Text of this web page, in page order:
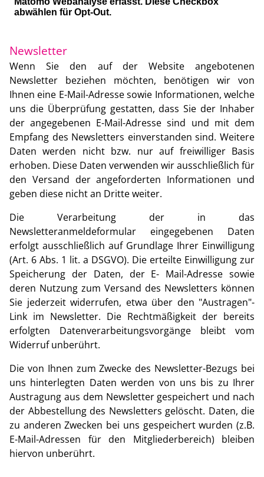
Newsletter
Wenn Sie den auf der Website angebotenen
Newsletter beziehen möchten, benötigen wir von
Ihnen eine E-Mail-Adresse sowie Informationen, welche
uns die Überprüfung gestatten, dass Sie der Inhaber
der angegebenen E-Mail-Adresse sind und mit dem
Empfang des Newsletters einverstanden sind. Weitere
Daten werden nicht bzw. nur auf freiwilliger Basis
erhoben. Diese Daten verwenden wir ausschließlich für
den Versand der angeforderten Informationen und
geben diese nicht an Dritte weiter.
Die Verarbeitung der in das
Newsletteranmeldeformular eingegebenen Daten
erfolgt ausschließlich auf Grundlage Ihrer Einwilligung
(Art. 6 Abs. 1 lit. a DSGVO). Die erteilte Einwilligung zur
Speicherung der Daten, der E- Mail-Adresse sowie
deren Nutzung zum Versand des Newsletters können
Sie jederzeit widerrufen, etwa über den "Austragen"-
Link im Newsletter. Die Rechtmäßigkeit der bereits
erfolgten Datenverarbeitungsvorgänge bleibt vom
Widerruf unberührt.
Die von Ihnen zum Zwecke des Newsletter-Bezugs bei
uns hinterlegten Daten werden von uns bis zu Ihrer
Austragung aus dem Newsletter gespeichert und nach
der Abbestellung des Newsletters gelöscht. Daten, die
zu anderen Zwecken bei uns gespeichert wurden (z.B.
E-Mail-Adressen für den Mitgliederbereich) bleiben
hiervon unberührt.